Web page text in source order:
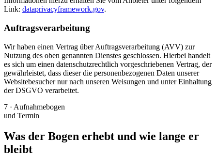
Link: dataprivacyframework.gov.
Auftragsverarbeitung
Wir haben einen Vertrag über Auftragsverarbeitung (AVV) zur
Nutzung des oben genannten Dienstes geschlossen. Hierbei handelt
es sich um einen datenschutzrechtlich vorgeschriebenen Vertrag, der
gewährleistet, dass dieser die personenbezogenen Daten unserer
Websitebesucher nur nach unseren Weisungen und unter Einhaltung
der DSGVO verarbeitet.
7 · Aufnahmebogen
und Termin
Was der Bogen erhebt und wie lange er
bleibt